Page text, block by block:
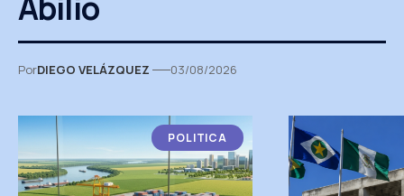
PorDIEGO VELÁZQUEZ 03/08/2026
POLITICA